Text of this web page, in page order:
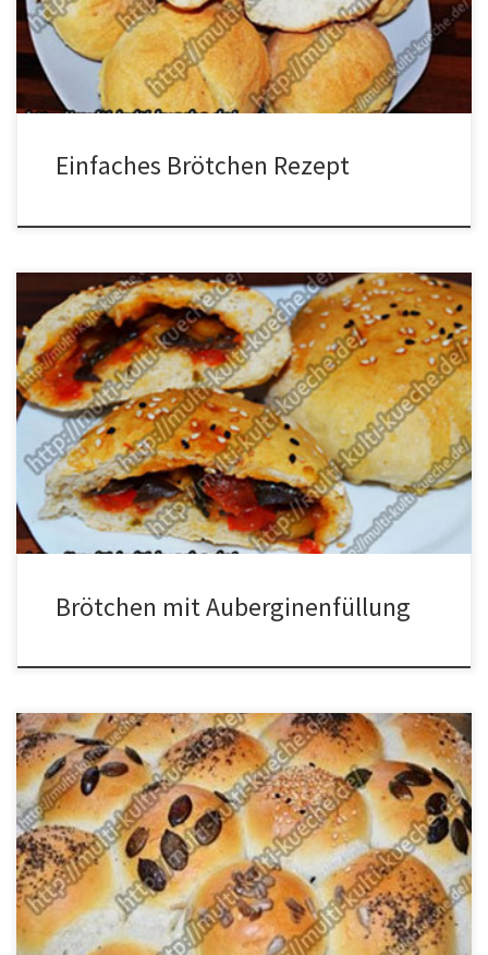
und gehen lassen. Danach noch einmal durchkneten. Zu einer
Wurst formen und in Scheiben […]
Einfaches Brötchen Rezept
Zutaten für Brötchen mit Auberginenfüllung 1 Ei500g Mehl1 Würfel
Hefe200 ml warmes Wasser1/2 Dose gehackte
TomatePaprikapulver edelsüßes150 ml Buttermilch2 EL
MilchOlivenölPetersilie400g
AuberginenSchwarzkümmelSesamsamen1 Eigelb1 rote Paprika3
ZwiebelnSalzPfeffer Zubereitung für Brötchen mit
Auberginenfüllung Das Gemüse klein schneiden. Aus Mehl, im
Wasser aufgelöster Hefe, 1 Ei, Buttermilch und Salz einen Teig
herstellen. Den […]
Brötchen mit Auberginenfüllung
Zutaten für Brötchensonne 1 Würfel Hefe350ml warmes Wasser1
TL. Zucker750g MehlSalz8 EL. Öl1 Eietwas
MilchSesamMohnSonnenblumenkernerKürbiskerner Zubereitung
für Brötchensonne Aus Mehl, im Wasser aufgelöste Hefe, Öl, Salz
und Zucker einen Teig herstellen. Den Teig auf eine bemehlte
Arbeitsfläche geben und noch mal etwas kneten. Mit einer
Schüssel bedecken und ca. 40 […]